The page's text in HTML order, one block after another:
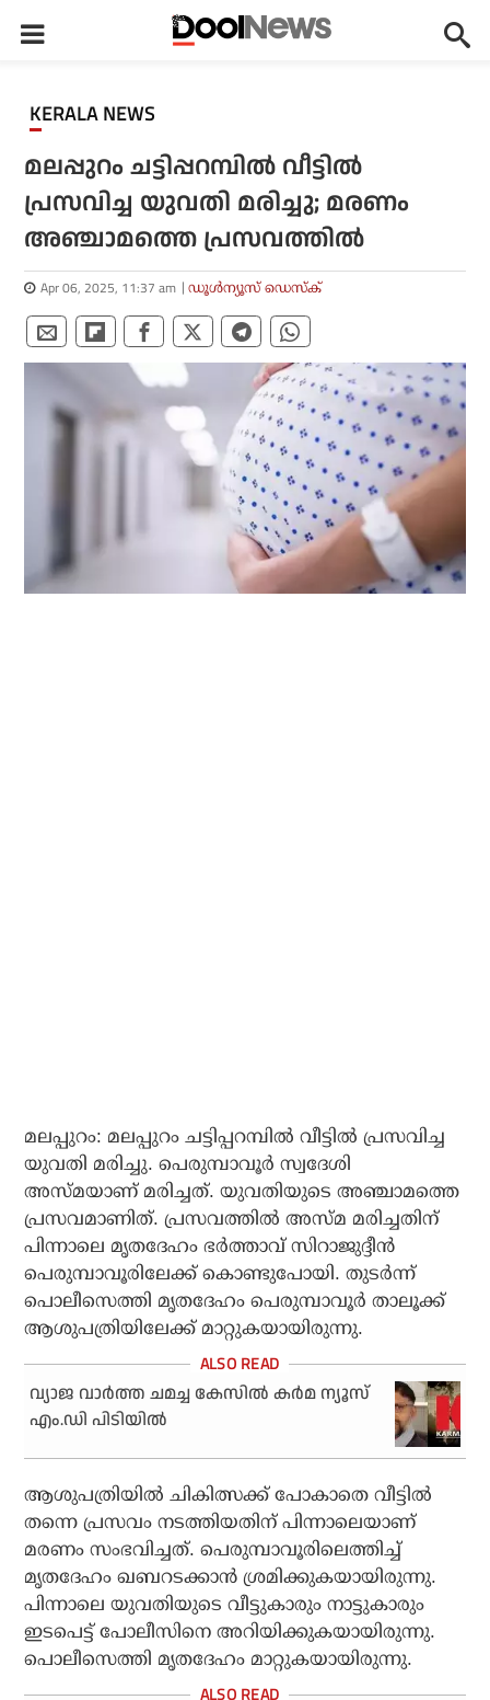
KERALA NEWS
മലപ്പുറം ചട്ടിപ്പറമ്പിൽ വീട്ടിൽ
പ്രസവിച്ച യുവതി മരിച്ചു; മരണം
അഞ്ചാമത്തെ പ്രസവത്തിൽ
Apr 06, 2025, 11:37 am ഡൂള്‍ന്യൂസ് ഡെസ്‌ക്
മലപ്പുറം: മലപ്പുറം ചട്ടിപ്പറമ്പിൽ വീട്ടിൽ പ്രസവിച്ച
യുവതി മരിച്ചു. പെരുമ്പാവൂര്‍ സ്വദേശി
അസ്മയാണ് മരിച്ചത്. യുവതിയുടെ അഞ്ചാമത്തെ
പ്രസവമാണിത്. പ്രസവത്തിൽ അസ്മ മരിച്ചതിന്
പിന്നാലെ മൃതദേഹം ഭര്‍ത്താവ് സിറാജുദ്ദീൻ
പെരുമ്പാവൂരിലേക്ക് കൊണ്ടുപോയി. തുടര്‍ന്ന്
പൊലീസെത്തി മൃതദേഹം പെരുമ്പാവൂര്‍ താലൂക്ക്
ആശുപത്രിയിലേക്ക് മാറ്റുകയായിരുന്നു.
വ്യാജ വാര്‍ത്ത ചമച്ച കേസില്‍ കര്‍മ ന്യൂസ്
എം.ഡി പിടിയില്‍
ആശുപത്രിയിൽ ചികിത്സക്ക് പോകാതെ വീട്ടിൽ
തന്നെ പ്രസവം നടത്തിയതിന് പിന്നാലെയാണ്
മരണം സംഭവിച്ചത്. പെരുമ്പാവൂരിലെത്തിച്ച്
മൃതദേഹം ഖബറടക്കാൻ ശ്രമിക്കുകയായിരുന്നു.
പിന്നാലെ യുവതിയുടെ വീട്ടുകാരും നാട്ടുകാരും
ഇടപെട്ട് പോലീസിനെ അറിയിക്കുകയായിരുന്നു.
പൊലീസെത്തി മൃതദേഹം മാറ്റുകയായിരുന്നു.